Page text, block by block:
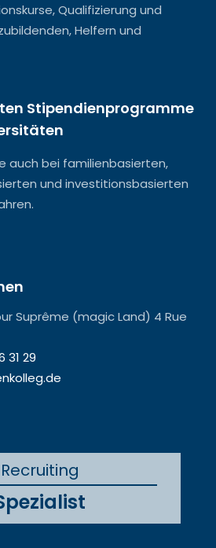
Qualifizierung und
Helfern und
Stipendienprogramme
auch bei familienbasierten,
und investitionsbasierten
Suprême (magic Land) 4 Rue
31 29
Recruiting